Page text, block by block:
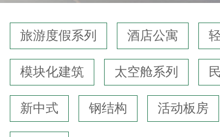
旅游度假系列 酒店公寓
模块化建筑 太空舱系列
新中式 钢结构 活动板房